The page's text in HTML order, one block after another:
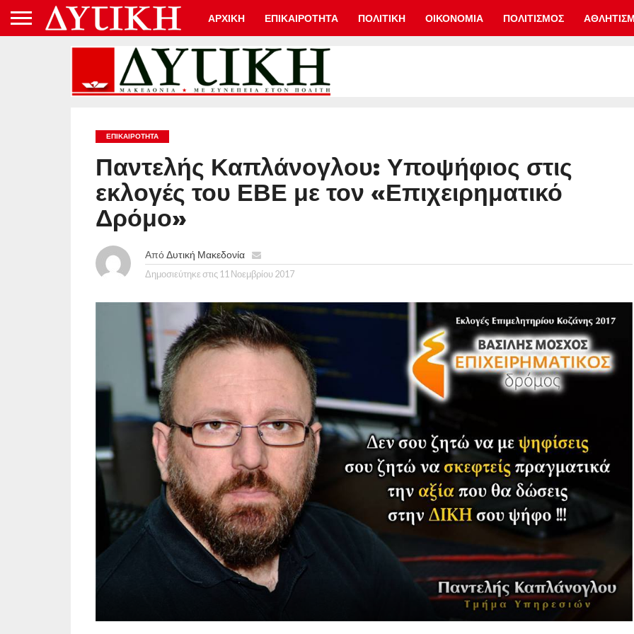
ΑΡΧΙΚΗ ΕΠΙΚΑΙΡΟΤΗΤΑ ΠΟΛΙΤΙΚΗ ΟΙΚΟΝΟΜΙΑ ΠΟΛΙΤΙΣΜΟΣ
ΕΠΙΚΑΙΡΟΤΗΤΑ
Παντελής Καπλάνογλου: Υποψήφιος στις
εκλογές του ΕΒΕ με τον «Επιχειρηματικό
Δρόμο»
ΑπόΔυτική Μακεδονία
Δημοσιεύτηκε στις 11 Νοεμβρίου 2017